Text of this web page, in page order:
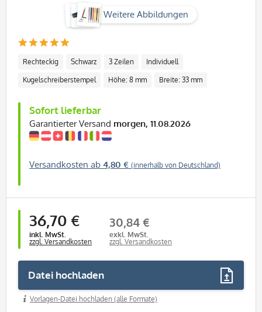
Weitere Abbildungen
Rechteckig Schwarz 3 Zeilen Individuell
Kugelschreiberstempel Höhe: 8 mm Breite: 33 mm
Sofort lieferbar
Garantierter Versand morgen, 11.08.2026
Versandkosten ab 4,80 € (innerhalb von Deutschland)
36,70 €
inkl. MwSt.
zzgl. Versandkosten
30,84 €
exkl. MwSt.
zzgl. Versandkosten
Datei hochladen
Vorlagen-Datei hochladen (alle Formate)